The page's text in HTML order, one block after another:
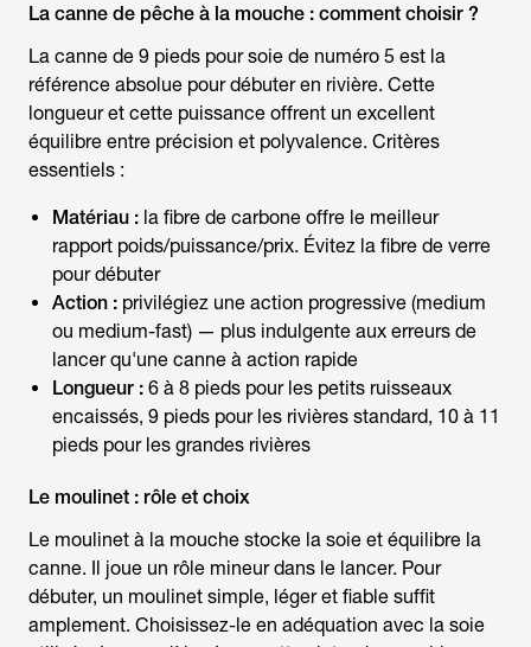
La canne de pêche à la mouche : comment choisir ?
La canne de 9 pieds pour soie de numéro 5 est la
référence absolue pour débuter en rivière. Cette
longueur et cette puissance offrent un excellent
équilibre entre précision et polyvalence. Critères
essentiels :
Matériau : la fibre de carbone offre le meilleur
rapport poids/puissance/prix. Évitez la fibre de verre
pour débuter
Action : privilégiez une action progressive (medium
ou medium-fast) — plus indulgente aux erreurs de
lancer qu'une canne à action rapide
Longueur : 6 à 8 pieds pour les petits ruisseaux
encaissés, 9 pieds pour les rivières standard, 10 à 11
pieds pour les grandes rivières
Le moulinet : rôle et choix
Le moulinet à la mouche stocke la soie et équilibre la
canne. Il joue un rôle mineur dans le lancer. Pour
débuter, un moulinet simple, léger et fiable suffit
amplement. Choisissez-le en adéquation avec la soie